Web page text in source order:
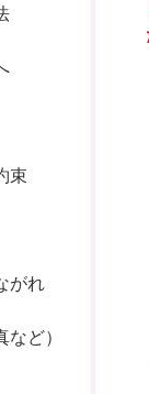
束
がれ
など）